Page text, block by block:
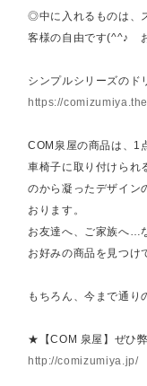
◎中に入れるものは、
客様の自由です(^^♪
シンプルシリーズのド
https://
COM泉屋の商品は、1
車椅子に取り付けられ
のから凝ったデザイン
おります。
お友達へ、ご家族へ…
お好みの商品を見つ
もちろん、今まで通り
★【COM 泉屋】ぜひ
http://comizumiya.jp/